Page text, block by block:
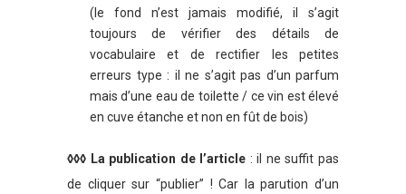
(le fond n’est jamais modifié, il s’agit
toujours de vérifier des détails de
vocabulaire et de rectifier les petites
erreurs type : il ne s’agit pas d’un parfum
mais d’une eau de toilette / ce vin est élevé
en cuve étanche et non en fût de bois)
◊◊◊ La publication de l’article : il ne suffit pas
de cliquer sur “publier” ! Car la parution d’un